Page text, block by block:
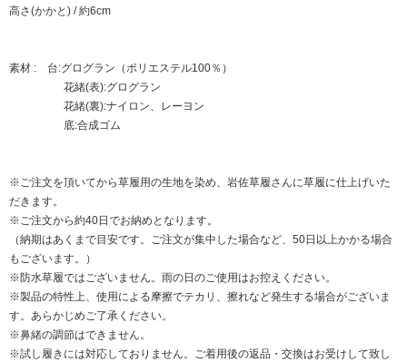
高さ(かかと) / 約6cm
素材 : 台:グログラン（ポリエステル100％）
花緒(表):グログラン
花緒(裏):ナイロン、レーヨン
底:合成ゴム
※ご注文を頂いてから草履用の生地を染め、岩佐草履さんに草履に仕上げいた
だきます。
※ご注文から約40日でお納めとなります。
（納期はあくまで目安です。ご注文が集中した場合など、50日以上かかる場合
もございます。）
※防水草履ではございません。雨の日のご使用はお控えください。
※製品の特性上、使用による摩擦でテカリ、擦れなど発生する場合がございま
す。あらかじめご了承ください。
※鼻緒の調節はできません。
※試し履きには対応しておりません。ご着用後の返品・交換はお受けして致し